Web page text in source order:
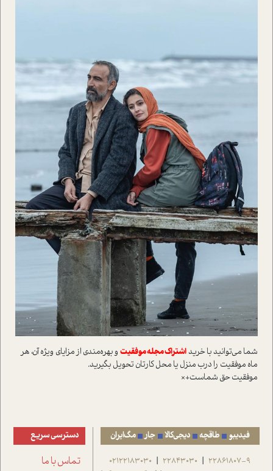
شما می‌توانید با خریداشتراک مجله موفقیت و بهره‌مندی از مزایای ویژه آن، هر
ماه موفقیت را درب منزل یا محل کارتان تحویل بگیرید.
موفقیت حق شماست+×
فیدیبو طاقچه دیجی‌کالا جار مگ‌ایران
22861807-9
|
22843030
|
02122183030
دسترسی سریع
تماس با ما